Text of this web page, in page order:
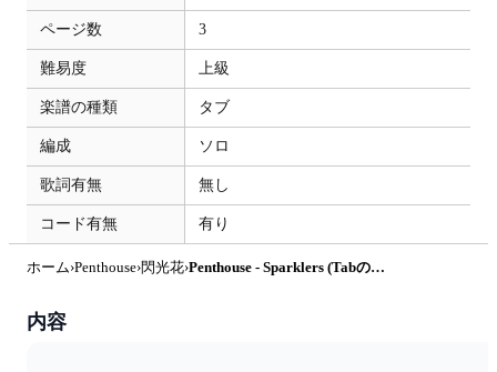
ページ数 3
難易度 上級
楽譜の種類 タブ
編成 ソロ
歌詞有無 無し
コード有無 有り
ホーム›Penthouse›閃光花› Penthouse - Sparklers (Tabのみ / ベース Tab譜 4弦) by T's Bass Score
内容